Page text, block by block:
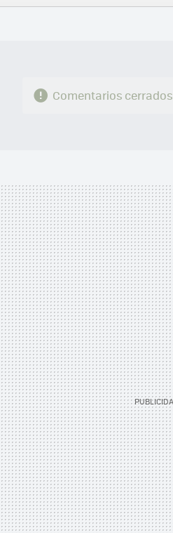
FACEBOOK
TWITTERFLIPBOARD
E-
WHATSAPP
Comentarios cerrados